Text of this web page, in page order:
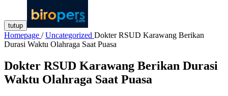
tutup
Homepage / Uncategorized Dokter RSUD Karawang Berikan
Durasi Waktu Olahraga Saat Puasa
Dokter RSUD Karawang Berikan Durasi
Waktu Olahraga Saat Puasa